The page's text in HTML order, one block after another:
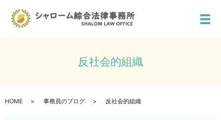
メ
反社会的組織
HOME 事務員のブログ 反社会的組織